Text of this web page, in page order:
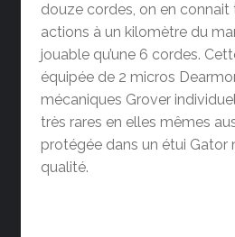
douze cordes, on en
actions à un kilomètre du
jouable qu’une 6 cordes.
équipée de 2 micros
mécaniques Grover
très rares en elles mêmes
protégée dans un étui Gator
qualité.